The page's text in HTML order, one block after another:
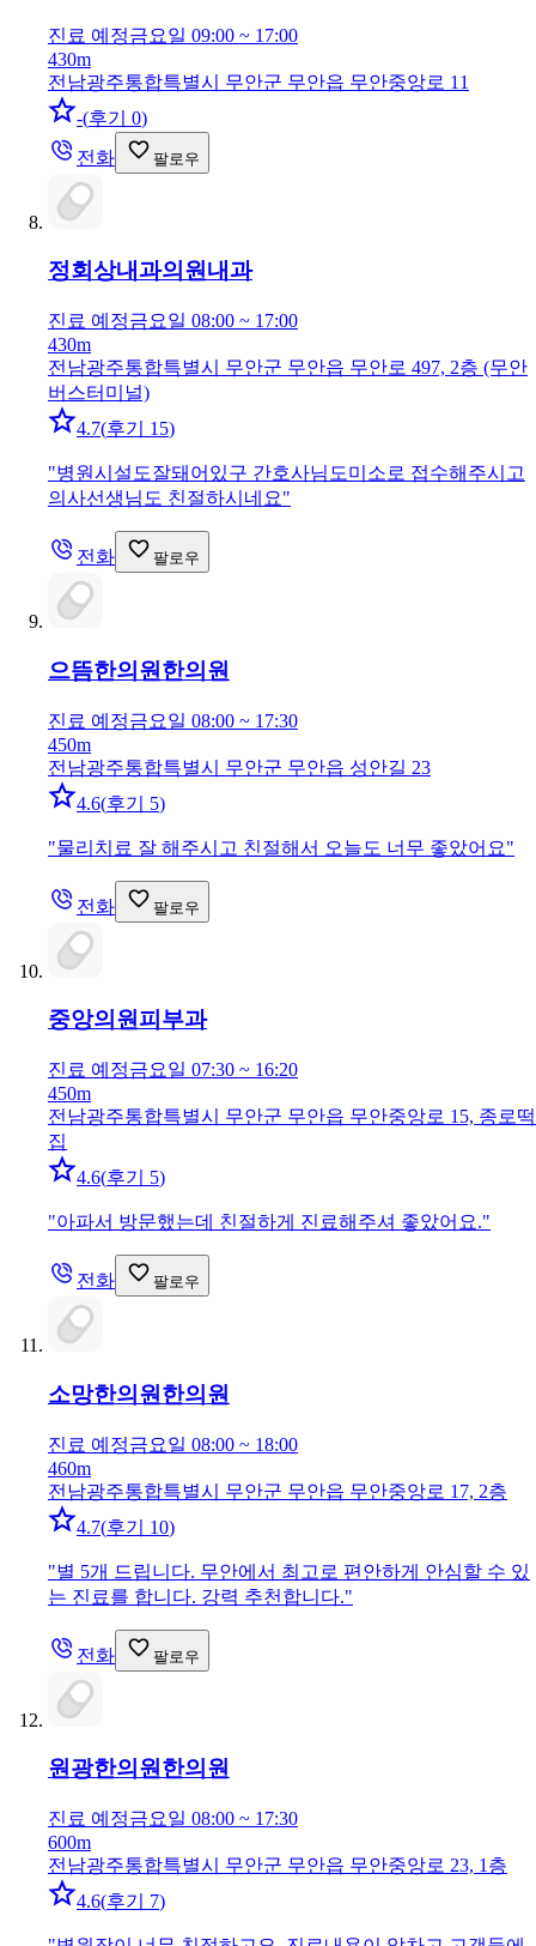
진료 예정금요일 09:00 ~ 17:00
430m
전남광주통합특별시 무안군 무안읍 무안중앙로 11
-(후기 0)
전화
팔로우
정회상내과의원내과
진료 예정금요일 08:00 ~ 17:00
430m
전남광주통합특별시 무안군 무안읍 무안로 497, 2층 (무안
버스터미널)
4.7(후기 15)
"병원시설도잘돼어있구 간호사님도미소로 접수해주시고
의사선생님도 친절하시네요"
전화 팔로우
으뜸한의원 한의원
진료 예정금요일 08:00 ~ 17:30
450m
전남광주통합특별시 무안군 무안읍 성안길 23
4.6(후기 5)
"물리치료 잘 해주시고 친절해서 오늘도 너무 좋았어요"
전화 팔로우
중앙의원피부과
진료 예정금요일 07:30 ~ 16:20
450m
전남광주통합특별시 무안군 무안읍 무안중앙로 15, 종로떡
집
4.6(후기 5)
"아파서 방문했는데 친절하게 진료해주셔 좋았어요."
전화 팔로우
소망한의원 한의원
진료 예정금요일 08:00 ~ 18:00
460m
전남광주통합특별시 무안군 무안읍 무안중앙로 17, 2층
4.7(후기 10)
"별 5개 드립니다. 무안에서 최고로 편안하게 안심할 수 있
는 진료를 합니다. 강력 추천합니다."
전화 팔로우
원광한의원한의원
진료 예정금요일 08:00 ~ 17:30
600m
전남광주통합특별시 무안군 무안읍 무안중앙로 23, 1층
4.6(후기 7)